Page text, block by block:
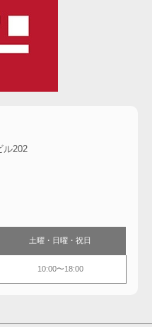
ル202
土曜・日曜・祝日
10:00〜18:00